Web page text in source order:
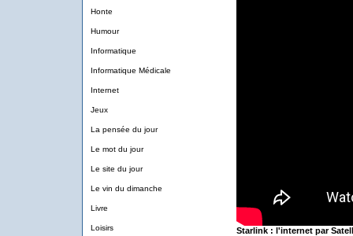
Honte
Humour
Informatique
Informatique Médicale
Internet
Jeux
La pensée du jour
Le mot du jour
Le site du jour
Le vin du dimanche
Livre
Loisirs Starlink : l'internet par